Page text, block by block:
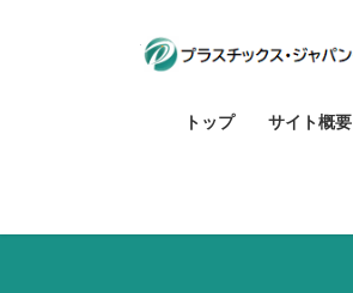
トップ サイト概要